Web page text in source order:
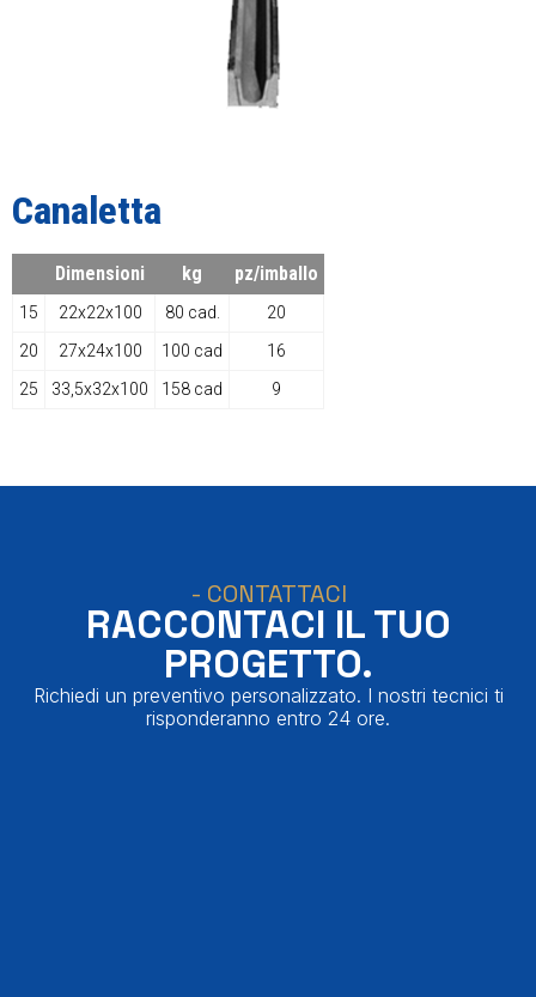
Canaletta
Dimensioni kg pz/imballo
15 22x22x100 80 cad.
20
20
27x24x100 100 cad
16
25
33,5x32x100 158 cad 9
- CONTATTACI
RACCONTACI IL TUO
PROGETTO.
Richiedi un preventivo personalizzato. I nostri tecnici ti
risponderanno entro 24 ore.